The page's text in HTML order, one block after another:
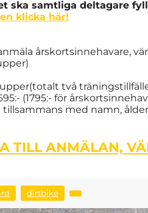
ska samtliga deltagare
klicka här!
årskortsinnehavare,
två
(1795:- för
med namn,
TILL ANMÄLAN,
dirtbike